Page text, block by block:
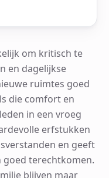
om kritisch te
en dagelijkse
ruimtes goed
die comfort en
in een vroeg
erfstukken
en geeft
terechtkomen.
blijven maar